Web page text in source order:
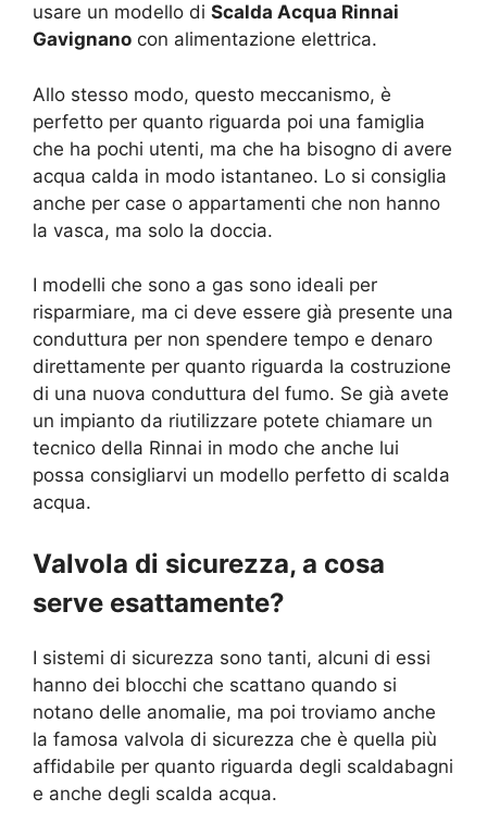
usare un modello di Scalda Acqua Rinnai
Gavignano con alimentazione elettrica.
Allo stesso modo, questo meccanismo, è
perfetto per quanto riguarda poi una famiglia
che ha pochi utenti, ma che ha bisogno di avere
acqua calda in modo istantaneo. Lo si consiglia
anche per case o appartamenti che non hanno
la vasca, ma solo la doccia.
I modelli che sono a gas sono ideali per
risparmiare, ma ci deve essere già presente una
conduttura per non spendere tempo e denaro
direttamente per quanto riguarda la costruzione
di una nuova conduttura del fumo. Se già avete
un impianto da riutilizzare potete chiamare un
tecnico della Rinnai in modo che anche lui
possa consigliarvi un modello perfetto di scalda
acqua.
Valvola di sicurezza, a cosa
serve esattamente?
I sistemi di sicurezza sono tanti, alcuni di essi
hanno dei blocchi che scattano quando si
notano delle anomalie, ma poi troviamo anche
la famosa valvola di sicurezza che è quella più
affidabile per quanto riguarda degli scaldabagni
e anche degli scalda acqua.